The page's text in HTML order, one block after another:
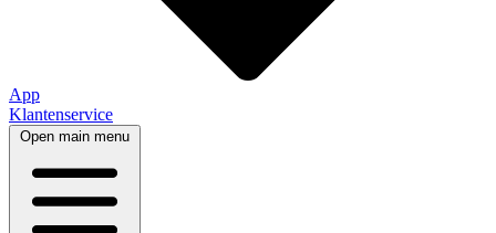
App
Klantenservice
Open main menu